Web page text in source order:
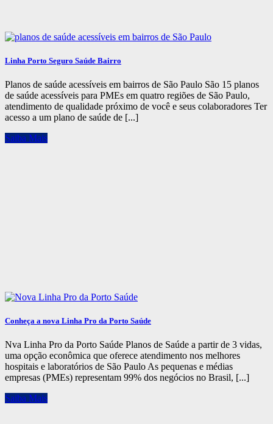
Linha Porto Seguro Saúde Bairro
Planos de saúde acessíveis em bairros de São Paulo São 15 planos
de saúde acessíveis para PMEs em quatro regiões de São Paulo,
atendimento de qualidade próximo de você e seus colaboradores Ter
acesso a um plano de saúde de [...]
Saiba Mais
Conheça a nova Linha Pro da Porto Saúde
Nva Linha Pro da Porto Saúde Planos de Saúde a partir de 3 vidas,
uma opção econômica que oferece atendimento nos melhores
hospitais e laboratórios de São Paulo As pequenas e médias
empresas (PMEs) representam 99% dos negócios no Brasil, [...]
Saiba Mais